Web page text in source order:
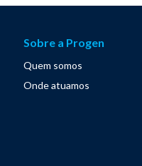
Sobre a Progen
Quem somos
Onde atuamos